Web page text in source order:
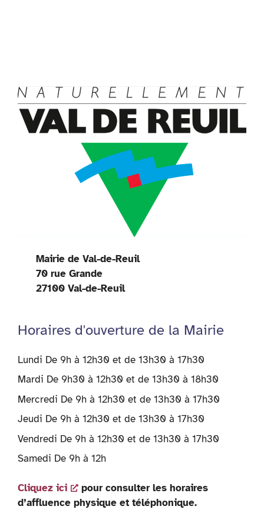
Mairie de Val-de-Reuil
70 rue Grande
27100 Val-de-Reuil
Horaires d'ouverture de la Mairie
Lundi De 9h à 12h30 et de 13h30 à 17h30
Mardi De 9h30 à 12h30 et de 13h30 à 18h30
Mercredi De 9h à 12h30 et de 13h30 à 17h30
Jeudi De 9h à 12h30 et de 13h30 à 17h30
Vendredi De 9h à 12h30 et de 13h30 à 17h30
Samedi De 9h à 12h
Cliquez ici
pour consulter les horaires
d’affluence physique et téléphonique.